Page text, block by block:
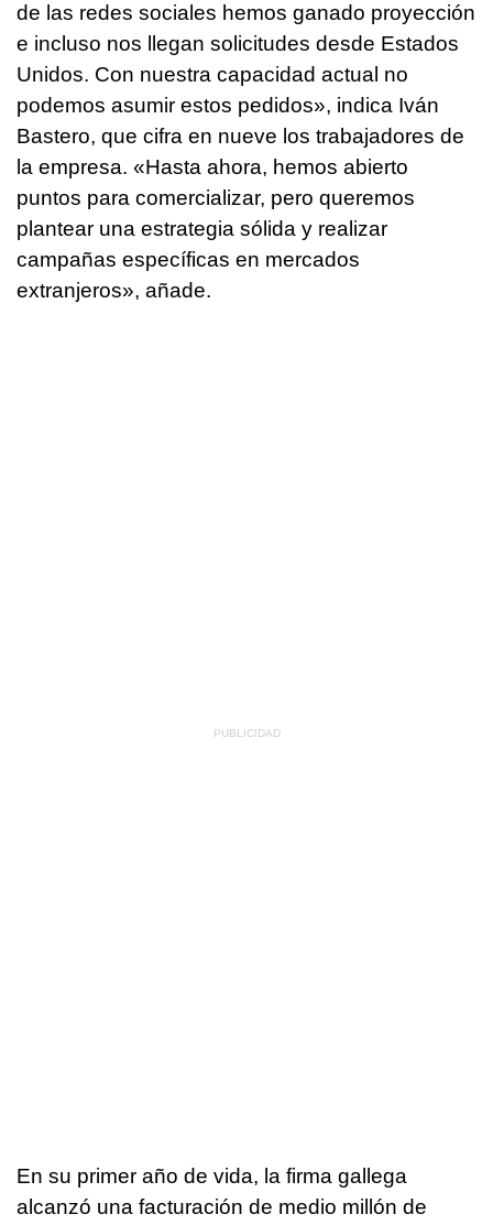
de las redes sociales hemos ganado proyección
e incluso nos llegan solicitudes desde Estados
Unidos. Con nuestra capacidad actual no
podemos asumir estos pedidos», indica Iván
Bastero, que cifra en nueve los trabajadores de
la empresa. «Hasta ahora, hemos abierto
puntos para comercializar, pero queremos
plantear una estrategia sólida y realizar
campañas específicas en mercados
extranjeros», añade.
En su primer año de vida, la firma gallega
alcanzó una facturación de medio millón de